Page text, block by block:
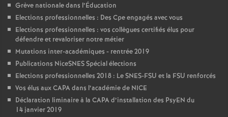
Grève nationale dans l’Éducation
Elections professionnelles : Des Cpe engagés avec vous
Elections professionnelles : vos collègues certifiés élus pour
défendre et revaloriser notre métier
Mutations inter-académiques - rentrée 2019
Publications NiceSNES Spécial élections
Elections professionnelles 2018 : Le SNES-FSU et la FSU renforcés
Vos élus aux CAPA dans l’académie de NICE
Déclaration liminaire à la CAPA d’installation des PsyEN du
14 janvier 2019